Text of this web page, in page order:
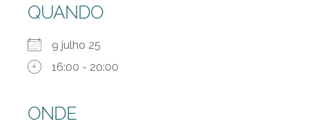
QUANDO
9 julho 25
16:00 - 20:00
ONDE